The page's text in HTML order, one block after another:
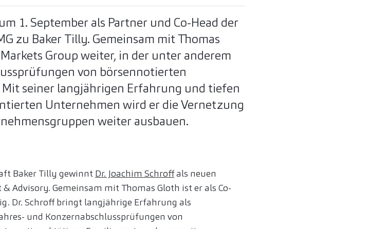
1. September als Partner und Co-Head der
zu Baker Tilly. Gemeinsam mit Thomas
Group weiter, in der unter anderem
von börsennotierten
seiner langjährigen Erfahrung und tiefen
Unternehmen wird er die Vernetzung
weiter ausbauen.
Baker Tilly gewinnt Dr. Joachim Schroffals neuen
Advisory. Gemeinsam mit Thomas Gloth ist er als Co-
Dr. Schroff bringt langjährige Erfahrung als
und Konzernabschlussprüfungen von